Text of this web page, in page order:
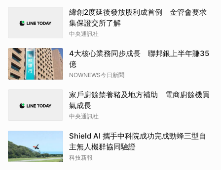
緯創2度延後發放股利成首例 金管會要求
集保證交所了解
中央通訊社
4大核心業務同步成長 聯邦銀上半年賺35
億
NOWNEWS今日新聞
家戶廚餘禁養豬及地方補助 電商廚餘機買
氣成長
中央通訊社
Shield AI 攜手中科院成功完成勁蜂三型自
主無人機群協同驗證
科技新報